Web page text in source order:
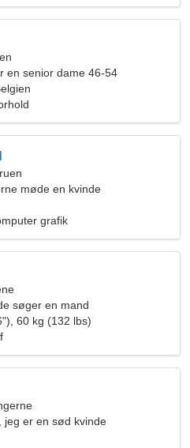
en senior dame 46-54
møde en kvinde
grafik
søger en mand
60 kg (132 lbs)
jeg er en sød kvinde